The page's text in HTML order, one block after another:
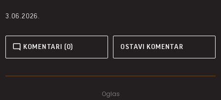
3.06.2026.
KOMENTARI (0) OSTAVI KOMENTAR